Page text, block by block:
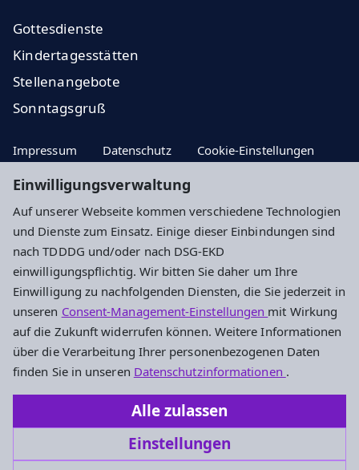
Einwilligungsverwaltung
Auf unserer Webseite kommen verschiedene Technologien
und Dienste zum Einsatz. Einige dieser Einbindungen sind
nach TDDDG und/oder nach DSG-EKD
einwilligungspflichtig. Wir bitten Sie daher um Ihre
Einwilligung zu nachfolgenden Diensten, die Sie jederzeit in
unseren Consent-Management-Einstellungen mit Wirkung
auf die Zukunft widerrufen können. Weitere Informationen
über die Verarbeitung Ihrer personenbezogenen Daten
finden Sie in unseren Datenschutzinformationen .
Alle zulassen
Einstellungen
Gottesdienste
Kindertagesstätten
Stellenangebote
Sonntagsgruß
Impressum Datenschutz Cookie-Einstellungen
Hier Aktuelle Nachrichten
Hier zum Newsletter!
Evangelisches Dekanat an der Lahn
Dietkircher Weg 5a
65549 Limburg an der Lahn
dekanat.lahn@ekhn.de